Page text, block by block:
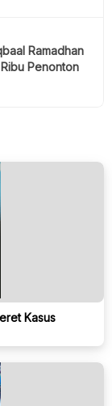
Ramadhan
Penonton
Kasus